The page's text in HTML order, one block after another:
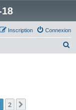
Connexion
Inscription
2